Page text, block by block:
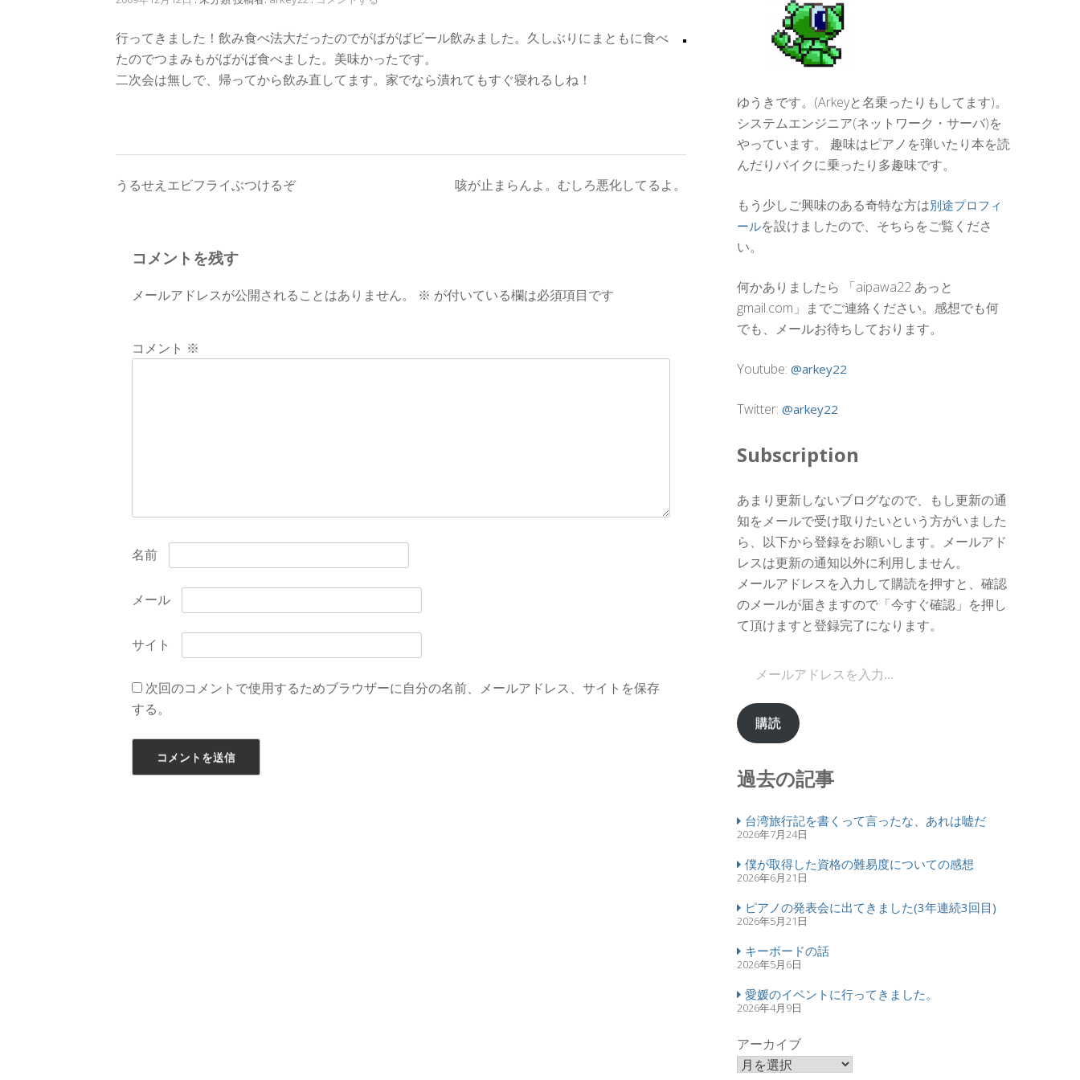
行ってきました！飲み食べ法大だったのでがばがばビール飲みました。久しぶりにまともに食べ
たのでつまみもがばがば食べました。美味かったです。
二次会は無しで、帰ってから飲み直してます。家でなら潰れてもすぐ寝れるしね！
投
ナ
ー
うるせえエビフライぶつけるぞ 咳が止まらんよ。むしろ悪化してるよ。
コメントを残す
メールアドレスが公開されることはありません。 ※ が付いている欄は必須項目です
コメント ※
名前
メール
サイト
次回のコメントで使用するためブラウザーに自分の名前、メールアドレス、サイトを保存
する。
ゆうきです。(Arkeyと名乗ったりもしてます)。
システムエンジニア(ネットワーク・サーバ)を
やっています。 趣味はピアノを弾いたり本を読
んだりバイクに乗ったり多趣味です。
もう少しご興味のある奇特な方は別途プロフィ
ールを設けましたので、そちらをご覧くださ
い。
何かありましたら 「aipawa22 あっと
gmail.com」までご連絡ください。感想でも何
でも、メールお待ちしております。
Youtube: @arkey22
Twitter: @arkey22
Subscription
あまり更新しないブログなので、もし更新の通
知をメールで受け取りたいという方がいました
ら、以下から登録をお願いします。メールアド
レスは更新の通知以外に利用しません。
メールアドレスを入力して購読を押すと、確認
のメールが届きますので「今すぐ確認」を押し
て頂けますと登録完了になります。
購読
過去の記事
台湾旅行記を書くって言ったな、あれは嘘だ
2026年7月24日
僕が取得した資格の難易度についての感想
2026年6月21日
ピアノの発表会に出てきました(3年連続3回目)
2026年5月21日
キーボードの話
2026年5月6日
愛媛のイベントに行ってきました。
2026年4月9日
アーカイブ